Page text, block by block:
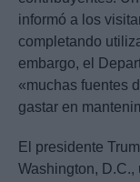
informó a los
completando
embargo, el
«muchas fuentes
gastar en
El presidente
Washington, D.C.,